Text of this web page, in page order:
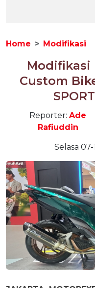
Home Modifikasi
Modifikasi
Custom
Reporter: Ade
Rafiuddin
Selasa